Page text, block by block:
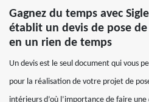
Gagnez du temps avec
établit un devis de pose
en un rien de temps
Un devis est le seul document qui vous
pour la réalisation de votre projet de
intérieurs d’où l’importance de faire